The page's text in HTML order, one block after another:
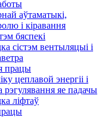
аўтаматыкі,
і кіравання
бяспекі
сістэм вентыляцыі і
працы
цеплавой энергіі і
рэгулявання яе падачы
ліфтаў